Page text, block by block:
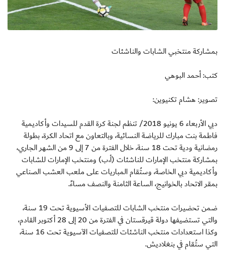
بمشاركة منتخبي الشابات والناشئات
كتب: أحمد البوهي
تصوير: هشام تكنيوين:
دبي الأربعاء 6 يونيو 2018/ تنظم لجنة كرة القدم للسيدات وأكاديمية
فاطمة بنت مبارك للرياضة النسائية، وبالتعاون مع اتحاد الكرة، بطولة
رمضانية ودية تحت 18 سنة، خلال الفترة من 7 إلى 9 من الشهر الجاري،
بمشاركة منتخب الإمارات للناشئات (أ،ب) ومنتخب الإمارات للشابات
وأكاديمية دبي الخاصة، وستُقام المباريات على ملعب العشب الصناعي
بمقر الاتحاد بالخوانيج، الساعة الثامنة والنصف مساءً.
ضمن تحضيرات منتخب الشابات للتصفيات الأسيوية تحت 19 سنة،
والتي تستضيفها دولة قيرقستان في الفترة من 20 إلى 28 أكتوبر القادم،
وكذا استعدادات منتخب الناشئات للتصفيات الآسيوية تحت 16 سنة،
التي ستُقام في بنغلاديش.